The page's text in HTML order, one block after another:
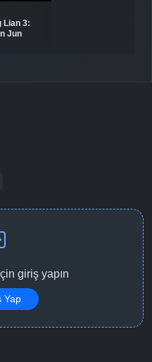
Lian 3:
Jun
giriş yapın
Yap